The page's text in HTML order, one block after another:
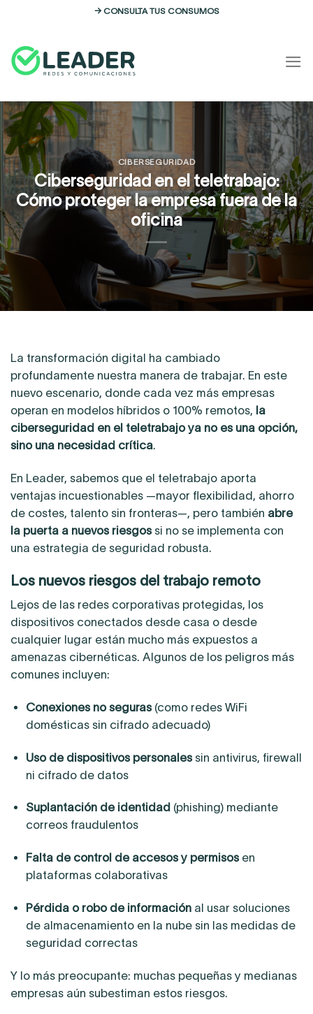
content
→ CONSULTA TUS CONSUMOS
CIBERSEGURIDAD
Ciberseguridad en el teletrabajo:
Cómo proteger la empresa fuera de la
oficina
La transformación digital ha cambiado
profundamente nuestra manera de trabajar. En este
nuevo escenario, donde cada vez más empresas
operan en modelos híbridos o 100% remotos, la
ciberseguridad en el teletrabajo ya no es una opción,
sino una necesidad crítica.
En Leader, sabemos que el teletrabajo aporta
ventajas incuestionables —mayor flexibilidad, ahorro
de costes, talento sin fronteras—, pero también abre
la puerta a nuevos riesgos si no se implementa con
una estrategia de seguridad robusta.
Los nuevos riesgos del trabajo remoto
Lejos de las redes corporativas protegidas, los
dispositivos conectados desde casa o desde
cualquier lugar están mucho más expuestos a
amenazas cibernéticas. Algunos de los peligros más
comunes incluyen:
Conexiones no seguras(como redes WiFi
domésticas sin cifrado adecuado)
Uso de dispositivos personalessin antivirus, firewall
ni cifrado de datos
Suplantación de identidad (phishing) mediante
correos fraudulentos
Falta de control de accesos y permisosen
plataformas colaborativas
Pérdida o robo de informaciónal usar soluciones
de almacenamiento en la nube sin las medidas de
seguridad correctas
Y lo más preocupante: muchas pequeñas y medianas
empresas aún subestiman estos riesgos.